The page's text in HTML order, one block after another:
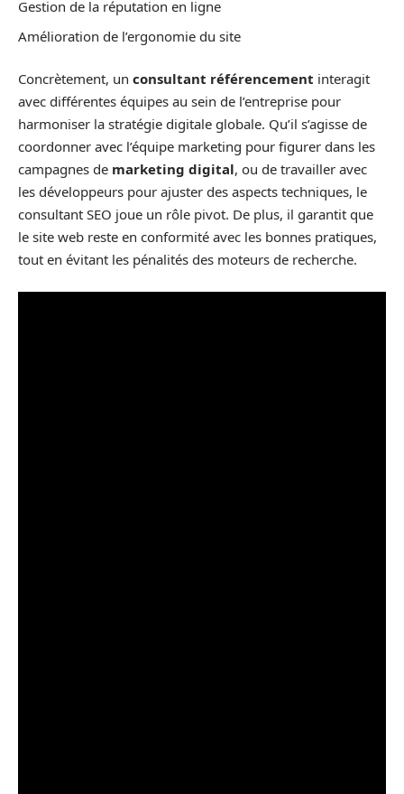
Gestion de la réputation en ligne
Amélioration de l’ergonomie du site
Concrètement, un consultant référencement interagit
avec différentes équipes au sein de l’entreprise pour
harmoniser la stratégie digitale globale. Qu’il s’agisse de
coordonner avec l’équipe marketing pour figurer dans les
campagnes de marketing digital, ou de travailler avec
les développeurs pour ajuster des aspects techniques, le
consultant SEO joue un rôle pivot. De plus, il garantit que
le site web reste en conformité avec les bonnes pratiques,
tout en évitant les pénalités des moteurs de recherche.